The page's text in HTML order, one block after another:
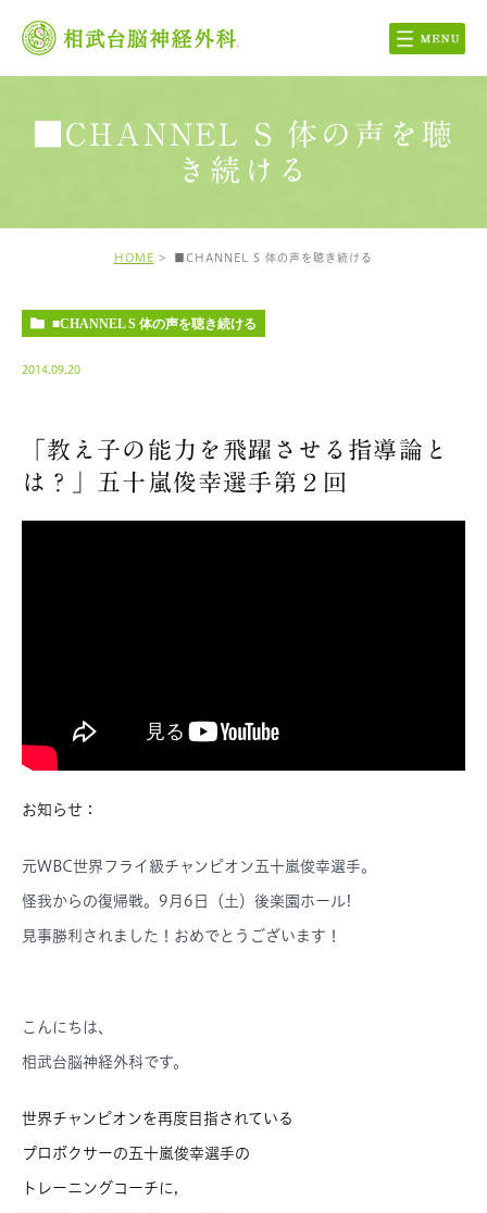
■CHANNEL S 体の声を聴
き続ける
HOME ■CHANNEL S 体の声を聴き続ける
■CHANNEL S 体の声を聴き続ける
2014.09.20
「教え子の能力を飛躍させる指導論と
は？」五十嵐俊幸選手第２回
お知らせ：
元WBC世界フライ級チャンピオン五十嵐俊幸選手。
怪我からの復帰戦。9月6日（土）後楽園ホール!
見事勝利されました！おめでとうございます！
こんにちは、
相武台脳神経外科です。
世界チャンピオンを再度目指されている
プロボクサーの五十嵐俊幸選手の
トレーニングコーチに,